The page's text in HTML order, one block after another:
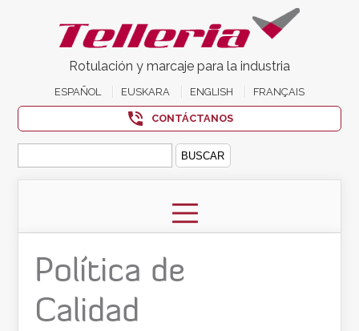
Rotulación y marcaje para la industria
ESPAÑOL EUSKARA ENGLISH FRANÇAIS
CONTÁCTANOS
Buscar:
Política de
Calidad